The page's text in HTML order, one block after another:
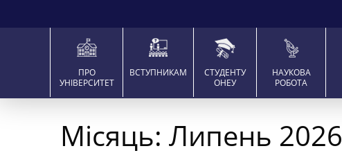
ПРО
УНІВЕРСИТЕТ
ВСТУПНИКАМ
СТУДЕНТУ
ОНЕУ
НАУКОВА
РОБОТА
Місяць: Липень 2026